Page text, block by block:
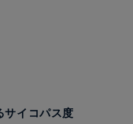
サイコパス度